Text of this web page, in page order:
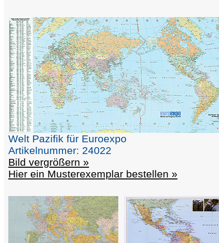
Welt Pazifik für Euroexpo
Artikelnummer: 24022
Bild vergrößern »
Hier ein Musterexemplar bestellen »